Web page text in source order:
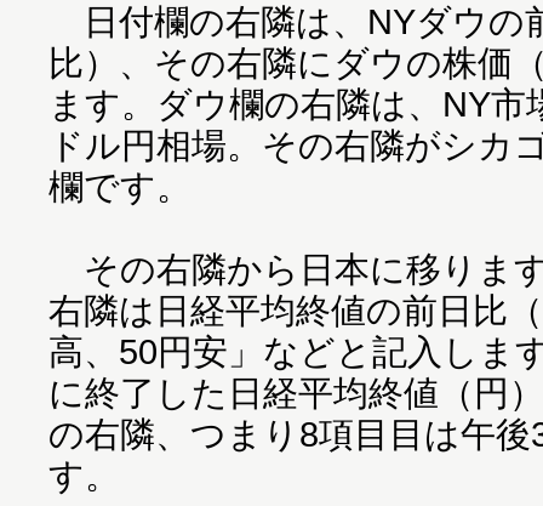
日付欄の右隣は、NYダウの
比）、その右隣にダウの株価
ます。ダウ欄の右隣は、NY
ドル円相場。その右隣がシカ
欄です。
その右隣から日本に移りま
右隣は日経平均終値の前日比
高、50円安」などと記入しま
に終了した日経平均終値（円
の右隣、つまり8項目目は午
す。